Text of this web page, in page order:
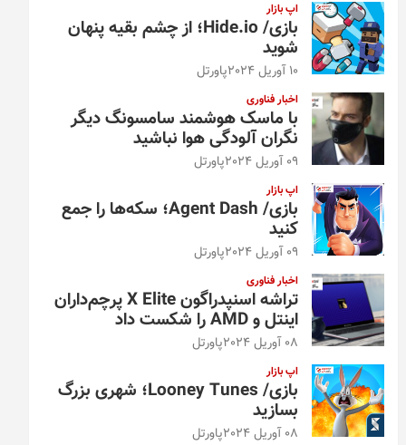
اپ بازار
بازی/ Hide.io؛ از چشم بقیه پنهان
شوید
10 آوریل 2024 پاورتل
اخبار فناوری
با ماسک هوشمند سامسونگ دیگر
نگران آلودگی هوا نباشید
09 آوریل 2024 پاورتل
اپ بازار
بازی/ Agent Dash؛ سکه‌ها را جمع
کنید
09 آوریل 2024 پاورتل
اخبار فناوری
تراشه اسنپدراگون X Elite پرچم‌داران
اینتل و AMD را شکست داد
08 آوریل 2024 پاورتل
اپ بازار
بازی/ Looney Tunes؛ شهری بزرگ
بسازید
08 آوریل 2024 پاورتل